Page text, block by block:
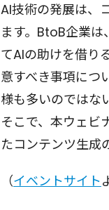
AI技術の発展は、
ます。BtoB企業
てAIの助けを借り
意すべき事項につ
様も多いのではな
そこで、本ウェビ
たコンテンツ生成
（イベントサイト